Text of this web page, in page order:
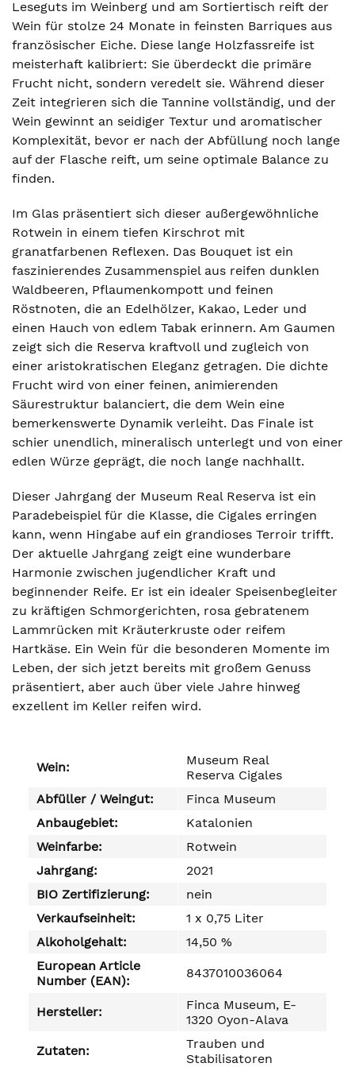
Leseguts im Weinberg und am Sortiertisch reift der
Wein für stolze 24 Monate in feinsten Barriques aus
französischer Eiche. Diese lange Holzfassreife ist
meisterhaft kalibriert: Sie überdeckt die primäre
Frucht nicht, sondern veredelt sie. Während dieser
Zeit integrieren sich die Tannine vollständig, und der
Wein gewinnt an seidiger Textur und aromatischer
Komplexität, bevor er nach der Abfüllung noch lange
auf der Flasche reift, um seine optimale Balance zu
finden.
Im Glas präsentiert sich dieser außergewöhnliche
Rotwein in einem tiefen Kirschrot mit
granatfarbenen Reflexen. Das Bouquet ist ein
faszinierendes Zusammenspiel aus reifen dunklen
Waldbeeren, Pflaumenkompott und feinen
Röstnoten, die an Edelhölzer, Kakao, Leder und
einen Hauch von edlem Tabak erinnern. Am Gaumen
zeigt sich die Reserva kraftvoll und zugleich von
einer aristokratischen Eleganz getragen. Die dichte
Frucht wird von einer feinen, animierenden
Säurestruktur balanciert, die dem Wein eine
bemerkenswerte Dynamik verleiht. Das Finale ist
schier unendlich, mineralisch unterlegt und von einer
edlen Würze geprägt, die noch lange nachhallt.
Dieser Jahrgang der Museum Real Reserva ist ein
Paradebeispiel für die Klasse, die Cigales erringen
kann, wenn Hingabe auf ein grandioses Terroir trifft.
Der aktuelle Jahrgang zeigt eine wunderbare
Harmonie zwischen jugendlicher Kraft und
beginnender Reife. Er ist ein idealer Speisenbegleiter
zu kräftigen Schmorgerichten, rosa gebratenem
Lammrücken mit Kräuterkruste oder reifem
Hartkäse. Ein Wein für die besonderen Momente im
Leben, der sich jetzt bereits mit großem Genuss
präsentiert, aber auch über viele Jahre hinweg
exzellent im Keller reifen wird.
Wein:
Museum Real
Reserva Cigales
Abfüller / Weingut:
Finca Museum
Anbaugebiet:
Katalonien
Weinfarbe:
Rotwein
Jahrgang:
2021
BIO Zertifizierung:
nein
Verkaufseinheit:
1 x 0,75 Liter
Alkoholgehalt:
14,50 %
European Article
Number (EAN):
8437010036064
Hersteller:
Finca Museum, E-
1320 Oyon-Alava
Zutaten:
Trauben und
Stabilisatoren